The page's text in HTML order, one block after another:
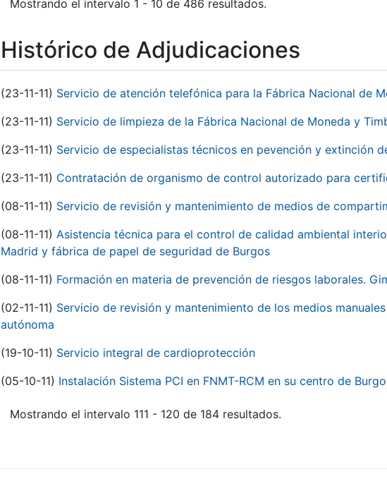
Mostrando el intervalo 1 - 10 de 486 resultados.
Histórico de Adjudicaciones
(23-11-11) Servicio de atención telefónica para la Fábrica Nacional de
(23-11-11) Servicio de limpieza de la Fábrica Nacional de Moneda y
(23-11-11) Servicio de especialistas técnicos en pevención y extinción
(23-11-11) Contratación de organismo de control autorizado para
(08-11-11) Servicio de revisión y mantenimiento de medios de
(08-11-11) Asistencia técnica para el control de calidad ambiental
Madrid y fábrica de papel de seguridad de Burgos
(08-11-11) Formación en materia de prevención de riesgos laborales.
(02-11-11) Servicio de revisión y mantenimiento de los medios
autónoma
(19-10-11) Servicio integral de cardioprotección
(05-10-11) Instalación Sistema PCI en FNMT-RCM en su centro de
Mostrando el intervalo 111 - 120 de 184 resultados.